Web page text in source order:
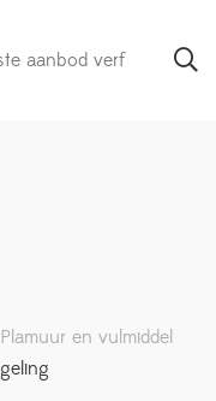
Plamuur en vulmiddel